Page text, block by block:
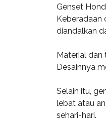
Genset
Keberadaan
diandalkan
Material dan
Desainnya
Selain itu,
lebat atau
sehari-hari.